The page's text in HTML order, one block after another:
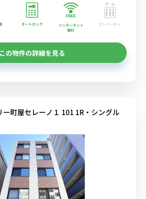
オートロック
インターネット
無料
エレベーター
この物件の詳細を見る
ー町屋セレーノ１ 101 1R・シングル